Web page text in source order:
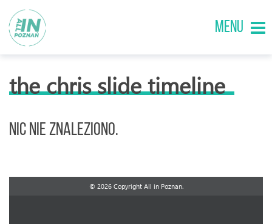
MENU
the chris slide timeline
Nic nie znaleziono.
© 2026 Copyright All in Poznan.